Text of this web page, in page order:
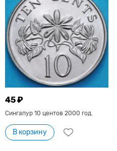
45 ₽
Сингапур 10 центов 2000 год.
В корзину